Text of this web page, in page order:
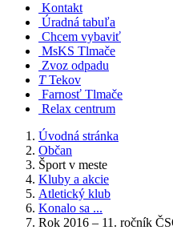
Kontakt
Úradná tabuľa
Chcem vybaviť
MsKS Tlmače
Zvoz odpadu
T Tekov
Farnosť Tlmače
Relax centrum
Úvodná stránka
Občan
Šport v meste
Kluby a akcie
Atletický klub
Konalo sa ...
Rok 2016 – 11. ročník